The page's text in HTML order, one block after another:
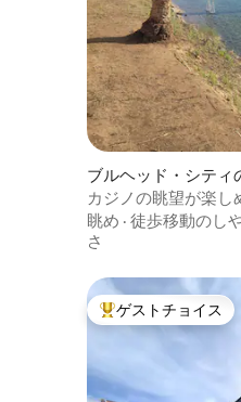
ブルヘッド・シティ
カジノの眺望が楽し
眺め · 徒歩移動のし
さ
大好評のゲストチョ
ゲストチョイス